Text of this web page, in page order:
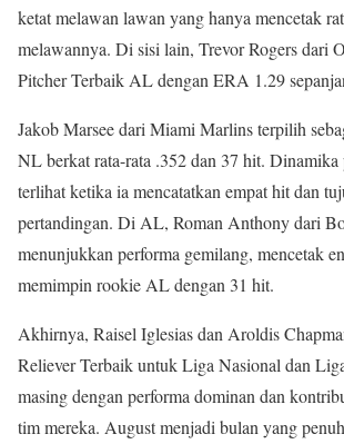
ketat melawan lawan yang hanya mencetak
melawannya. Di sisi lain, Trevor Rogers dari
Pitcher Terbaik AL dengan ERA 1.29
Jakob Marsee dari Miami Marlins terpilih
NL berkat rata-rata .352 dan 37 hit. Dinamika
terlihat ketika ia mencatatkan empat hit dan
pertandingan. Di AL, Roman Anthony dari
menunjukkan performa gemilang, mencetak
memimpin rookie AL dengan 31 hit.
Akhirnya, Raisel Iglesias dan Aroldis
Reliever Terbaik untuk Liga Nasional dan
masing dengan performa dominan dan
tim mereka. August menjadi bulan yang